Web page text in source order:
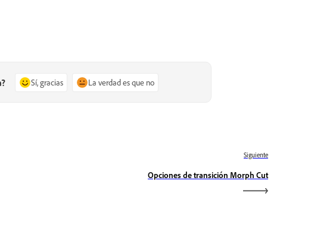
Sí, gracias La verdad es que no
Siguiente
Opciones de transición Morph Cut